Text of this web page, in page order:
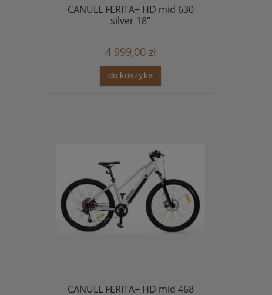
CANULL FERITA+ HD mid 630
silver 18"
4 999,00 zł
do koszyka
CANULL FERITA+ HD mid 468